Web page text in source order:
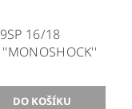
16/18
''MONOSHOCK''